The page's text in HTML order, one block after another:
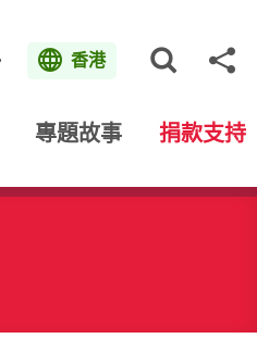
題 香港
專題故事 捐款支持